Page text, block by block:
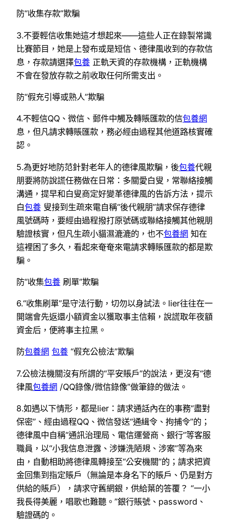
防“收集存款”欺騙
3.不要輕信收集她這才想起來——這些人正在錄製常識
比賽節目，她是上發布或是短信、德律風收到的存款信
息，存款請選擇包養 正軌天資的存款機構，正軌機構
不會在發放存款之前收取任何所需支出。
防“假充引導或熟人”欺騙
4.不輕信QQ、微信、郵件中觸及轉賬匯款的信包養網
息，但凡請求轉賬匯款，務必經由過程其他道路核實確
認。
5.為更好地防范針對老年人的德律風欺騙，後包養代親
朋要將防說謊任務做在日常：多關愛白叟，常聯絡接觸
溝通，提早和白叟商定好變革德律風的告訴方法，提示
白包養 叟接到生疏來電自稱“後代親朋”請求保存德律
風號碼時，要經由過程撥打原號碼或聯絡接觸其他親朋
驗證核實，但凡生疏小貓濕漉漉的，也不包養網 知在
這裡困了多久，看起來奄奄來電請求轉賬匯款的都是欺
騙。
防“收集包養 刷單”欺騙
6.“收集刷單”是守法行動，切勿以身試法。lier往往在一
開端會先返還小額資金以獲取事主信賴，說謊取年夜額
資金后，便將事主拉黑。
防包養網 包養 “假充公檢法”欺騙
7.公檢法機關沒有所謂的“平安賬戶”的說法，更沒有“德
律風包養網 /QQ錄像/微信錄像”做筆錄的做法。
8.如遇以下情形，都是lier：請求通話內在的事務“盡對
保密”、經由過程QQ、微信發送“通緝令、拘捕令”的；
德律風中自稱“通訊治理局、電信運營商、銀行”等客服
職員，以“小我信息泄露、涉嫌洗陋規、涉案”等為來
由，自動相助將德律風轉接至“公安機關”的；請求把資
金回集到指定賬戶（無論是本身名下的賬戶、仍是對方
供給的賬戶），請求守舊網銀，供給葉的答覆？ “一小
我長得美麗，唱歌也難聽。”銀行賬號、password、
驗證碼的。